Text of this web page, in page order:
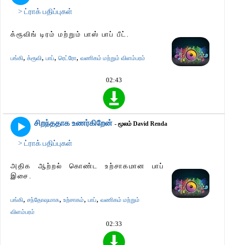
> ட்ராக் பதிப்புகள்
க்ரூவிங் டிரம் மற்றும் பாஸ் பாப் பீட்.
பங்கி, க்ரூவி, பாப், ரெட்ரோ, வணிகம் மற்றும் விளம்பரம்
02:43
சிறந்ததாக உணர்கிறேன் - மூலம் David Renda
> ட்ராக் பதிப்புகள்
அதிக ஆற்றல் கொண்ட உற்சாகமான பாப்
இசை.
பங்கி, சந்தோஷமாக, உற்சாகம், பாப், வணிகம் மற்றும்
விளம்பரம்
02:33